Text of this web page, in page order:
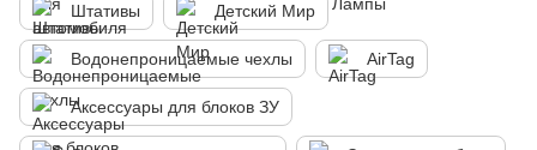
Штативы Детский Мир
Водонепроницаемые чехлы AirTag
Аксессуары для блоков ЗУ